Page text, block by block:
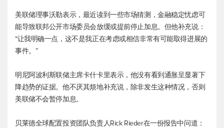
美联储理事沃勒表示，最近读到一些市场猜测，金融稳定忧虑可
能导致联邦公开市场委员会放缓或提前停止加息。但他补充说：
“让我明确一点，这不是我正在考虑或相信非常有可能取得进展的
事件。”
明尼阿波利斯联储主席卡什卡里表示，他没有看到通胀呈显著下
降趋势的证据。他不厌其烦地补充说，除非发生这种情况，否则
美联储不会暂停加息。
贝莱德全球配置投资团队负责人Rick Rieder在一份报告中问道：